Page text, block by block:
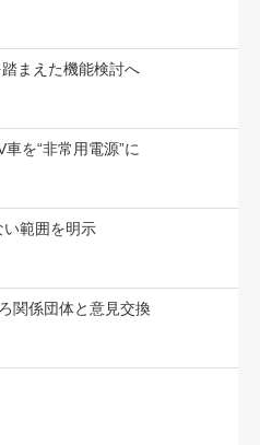
まえた機能検討へ
を“非常用電源”に
範囲を明示
関係団体と意見交換